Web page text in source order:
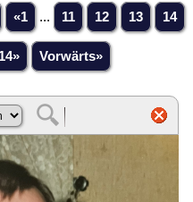
«1 ... 11 12 13 14
Vorwärts»